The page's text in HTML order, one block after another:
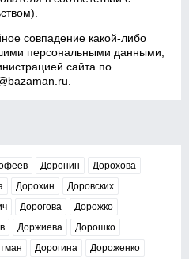
совпадение какой‑либо
персональными данными,
сайта по
Доронин
Дорохова
Дорохин
Доровских
Дорогова
Дорожко
Доржиева
Дорошко
Дорогина
Дороженко